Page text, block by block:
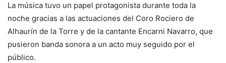
La música tuvo un papel protagonista durante toda la
noche gracias a las actuaciones del Coro Rociero de
Alhaurín de la Torre y de la cantante Encarni Navarro, que
pusieron banda sonora a un acto muy seguido por el
público.